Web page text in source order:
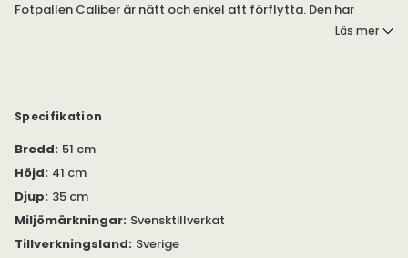
Fotpallen Caliber är nätt och enkel att förflytta. Den har
samma vackra formspråk som fåtöljen Caliber och kan väljas i
Anderssons.
Pallens fot finns att välja i krom eller svart. Önskar du träfot i
ek går detta att beställa.
Var vänlig att kontakta oss om du har några frågor.
Läs mer
Specifikation
Bredd: 51 cm
Höjd: 41 cm
Djup: 35 cm
Miljömärkningar: Svensktillverkat
Tillverkningsland: Sverige